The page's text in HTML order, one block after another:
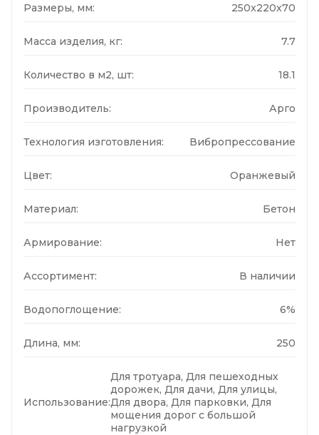
Размеры, мм: 250x220x70
Масса изделия, кг: 7.7
Количество в м2, шт: 18.1
Производитель: Арго
Технология изготовления: Вибропрессование
Цвет: Оранжевый
Материал: Бетон
Армирование: Нет
Ассортимент: В наличии
Водопоглощение: 6%
Длина, мм: 250
Использование:
Для тротуара, Для пешеходных
дорожек, Для дачи, Для улицы,
Для двора, Для парковки, Для
мощения дорог с большой
нагрузкой